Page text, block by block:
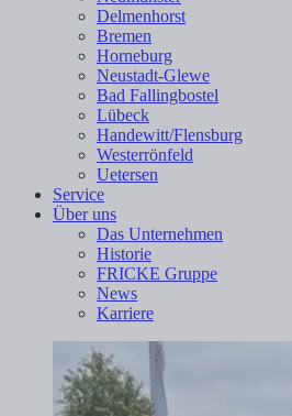
Delmenhorst
Bremen
Horneburg
Neustadt-Glewe
Bad Fallingbostel
Lübeck
Handewitt/Flensburg
Westerrönfeld
Uetersen
Service
Über uns
Das Unternehmen
Historie
FRICKE Gruppe
News
Karriere